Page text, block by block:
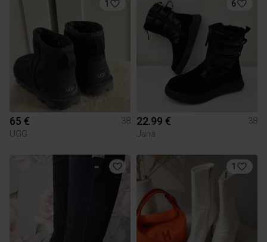
1
65 €
38
UGG
6
22.99 €
38
Jana
1